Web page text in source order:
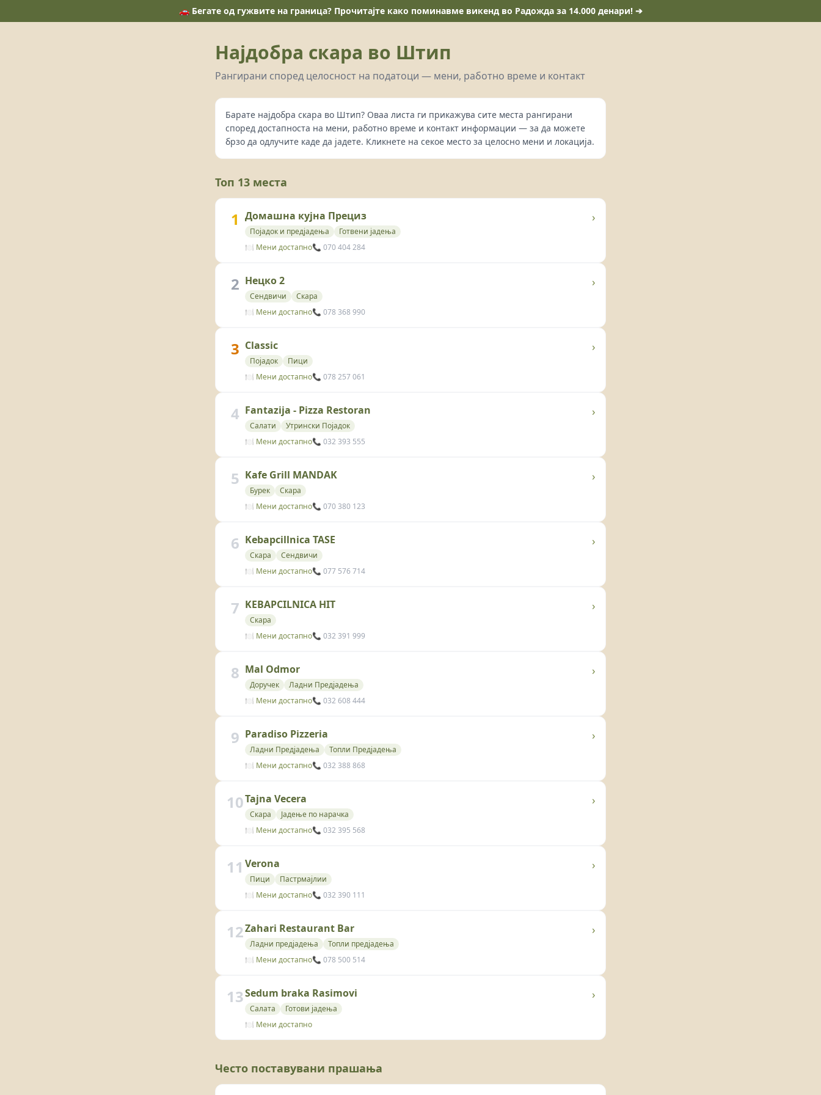
🚗 Бегате од гужвите на граница? Прочитајте како поминавме викенд во Радожда за 14.000 денари! ➔
Најдобра скара во Штип
Рангирани според целосност на податоци — мени, работно време и контакт
Барате најдобра скара во Штип? Оваа листа ги прикажува сите места рангирани
според достапноста на мени, работно време и контакт информации — за да можете
брзо да одлучите каде да јадете. Кликнете на секое место за целосно мени и локација.
Топ 13 места
1 Домашна кујна Прециз
Појадок и предјадења
Готвени јадења
🍽️ Мени достапно📞 070 404 284
›
2 Нецко 2
Сендвичи
Скара
🍽️ Мени достапно📞 078 368 990
›
3 Classic
Појадок
Пици
🍽️ Мени достапно📞 078 257 061
›
4 Fantazija - Pizza Restoran
Салати
Утрински Појадок
🍽️ Мени достапно📞 032 393 555
›
5 Kafe Grill MANDAK
Бурек
Скара
🍽️ Мени достапно📞 070 380 123
›
6 Kebapcillnica TASE
Скара
Сендвичи
🍽️ Мени достапно📞 077 576 714
›
7 KEBAPCILNICA HIT
Скара
🍽️ Мени достапно📞 032 391 999
›
8 Mal Odmor
Доручек
Ладни Предјадења
🍽️ Мени достапно📞 032 608 444
›
9 Paradiso Pizzeria
Ладни Предјадења
Топли Предјадења
🍽️ Мени достапно📞 032 388 868
›
10Tajna Vecera
Скара
Јадење по нарачка
🍽️ Мени достапно📞 032 395 568
›
11 Verona
Пици
Пастрмајлии
🍽️ Мени достапно📞 032 390 111
›
12Zahari Restaurant Bar
Ладни предјадења
Топли предјадења
🍽️ Мени достапно📞 078 500 514
›
13Sedum braka Rasimovi
Салата
Готови јадења
🍽️ Мени достапно
›
Често поставувани прашања